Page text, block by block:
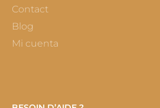
Contact
Blog
Mi cuenta